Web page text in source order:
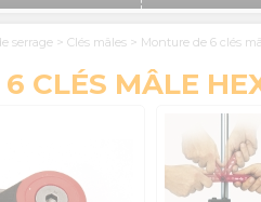
serrage > Clés mâles > Monture de 6 clés
CLÉS MÂLE